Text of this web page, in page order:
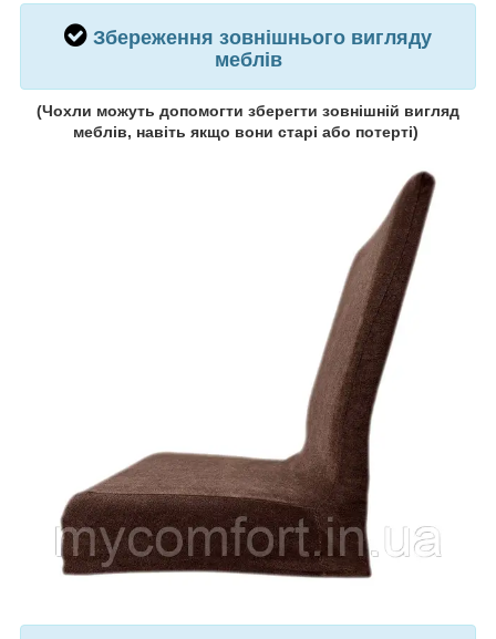
Збереження зовнішнього вигляду
меблів
(Чохли можуть допомогти зберегти зовнішній вигляд
меблів, навіть якщо вони старі або потерті)